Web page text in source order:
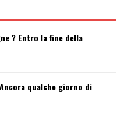
? Entro la fine della
qualche giorno di